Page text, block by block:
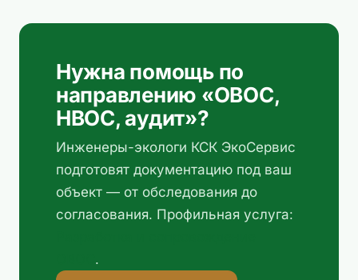
Нужна помощь по
направлению «ОВОС,
НВОС, аудит»?
Инженеры-экологи КСК ЭкоСервис
подготовят документацию под ваш
объект — от обследования до
согласования. Профильная услуга:
.